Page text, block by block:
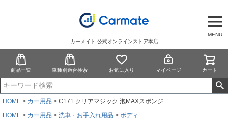
MENU
カーメイト 公式オンラインストア本店
商品一覧 車種別適合検索 お気に入り マイページ カート
HOME カー用品
C171 クリアマジック 泡MAXスポンジ
HOME
カー用品 洗車・お手入れ用品
ボディ